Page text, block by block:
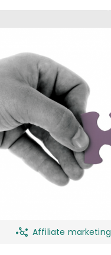
Affiliate marketing